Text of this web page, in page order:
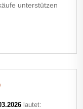
unterstützen
lautet: